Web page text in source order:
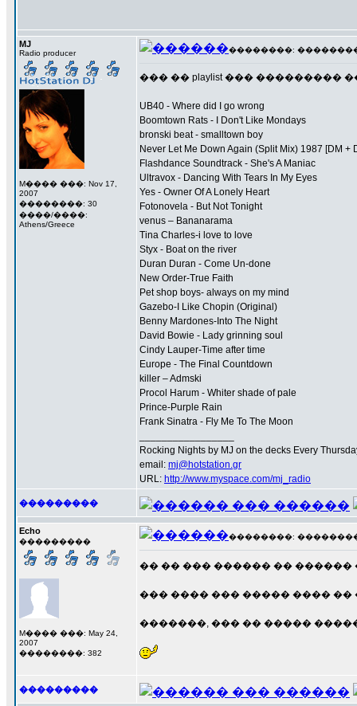
MJ
Radio producer
M���� ���: Nov 17,
2007
��������: 30
����/����:
Athens/Greece
��������: ���������
��� �� playlist ��� ���������
UB40 - Where did I go wrong
Boomtown Rats - I Don't Like Mondays
bronski beat - smalltown boy
Never Let Me Down Again (Split Mix) 1987 [DM +
Flashdance Soundtrack - She's A Maniac
Ultravox - Dancing With Tears In My Eyes
Yes - Owner Of A Lonely Heart
Fotonovela - But Not Tonight
venus – Bananarama
Tina Charles-i love to love
Styx - Boat on the river
Duran Duran - Come Un-done
New Order-True Faith
Pet shop boys- always on my mind
Gazebo-I Like Chopin (Original)
Benny Mardones-Into The Night
David Bowie - Lady grinning soul
Cindy Lauper-Time after time
Europe - The Final Countdown
killer – Admski
Procol Harum - Whiter shade of pale
Prince-Purple Rain
Frank Sinatra - Fly Me To The Moon
Rocking Nights by MJ on the decks Every
email: mj@hotstation.gr
URL: http://www.myspace.com/mj_radio
���������
Echo
���������
M���� ���: May 24,
2007
��������: 382
��������: ���������
�� �� ��� ������ ��
��� ���� ��� ����� ���� ��
�������, ��� �� �����
���������